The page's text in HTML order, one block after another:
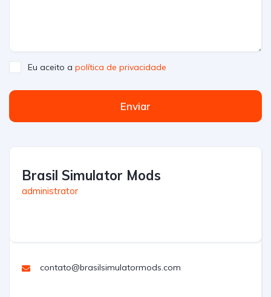
Eu aceito a política de privacidade
Enviar
Brasil Simulator Mods
administrator
contato@brasilsimulatormods.com